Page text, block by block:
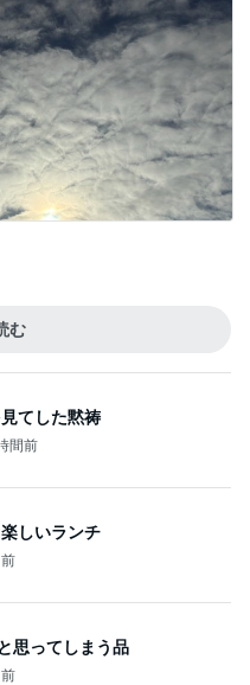
む
てした黙祷
間前
しいランチ
思ってしまう品